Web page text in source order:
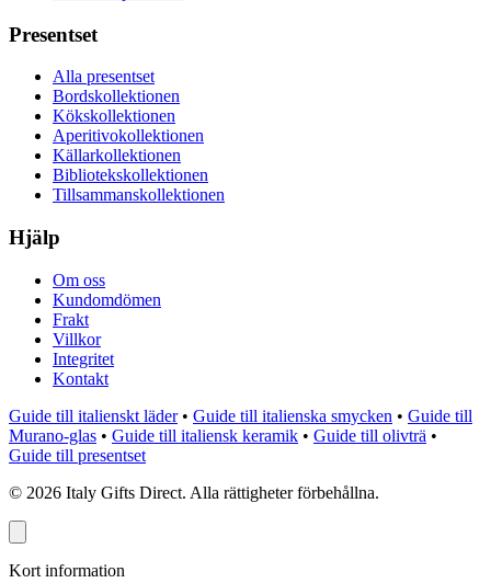
Presentset
Alla presentset
Bordskollektionen
Kökskollektionen
Aperitivokollektionen
Källarkollektionen
Bibliotekskollektionen
Tillsammanskollektionen
Hjälp
Om oss
Kundomdömen
Frakt
Villkor
Integritet
Kontakt
Guide till italienskt läder • Guide till italienska smycken • Guide till
Murano-glas • Guide till italiensk keramik • Guide till olivträ •
Guide till presentset
© 2026 Italy Gifts Direct. Alla rättigheter förbehållna.
Kort information